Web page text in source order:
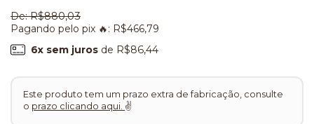
De:R$880,03
Pagando pelo pix 🔥: R$466,79
6x sem jurosde R$86,44
Este produto tem um prazo extra de fabricação, consulte
o prazo clicando aqui. ✌